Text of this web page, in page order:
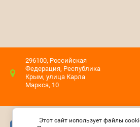
296100, Российская
Федерация, Республика
Крым, улица Карла
Маркса, 10
Этот сайт использует файлы